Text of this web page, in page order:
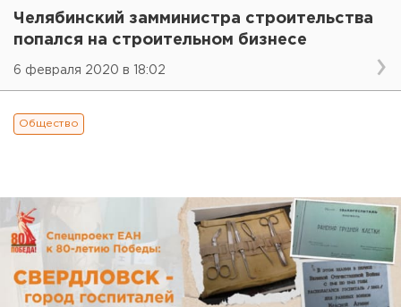
Челябинский замминистра строительства
попался на строительном бизнесе
6 февраля 2020 в 18:02
Общество